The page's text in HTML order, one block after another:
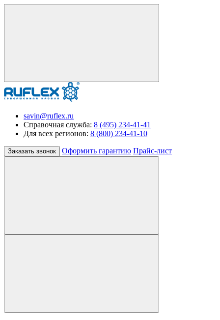
savin@ruflex.ru
Справочная служба: 8 (495) 234-41-41
Для всех регионов: 8 (800) 234-41-10
Заказать звонок Оформить гарантию Прайс-лист